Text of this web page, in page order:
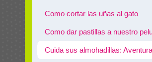
Como cortar las uñas al gato
Como dar pastillas a nuestro
Cuida sus almohadillas: Aventura